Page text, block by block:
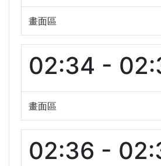
畫面區
02:34 -
畫面區
02:36 -